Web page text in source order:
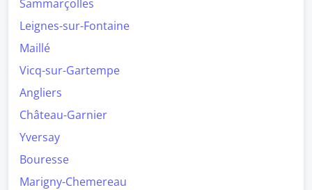
Sammarçolles
Leignes-sur-Fontaine
Maillé
Vicq-sur-Gartempe
Angliers
Château-Garnier
Yversay
Bouresse
Marigny-Chemereau